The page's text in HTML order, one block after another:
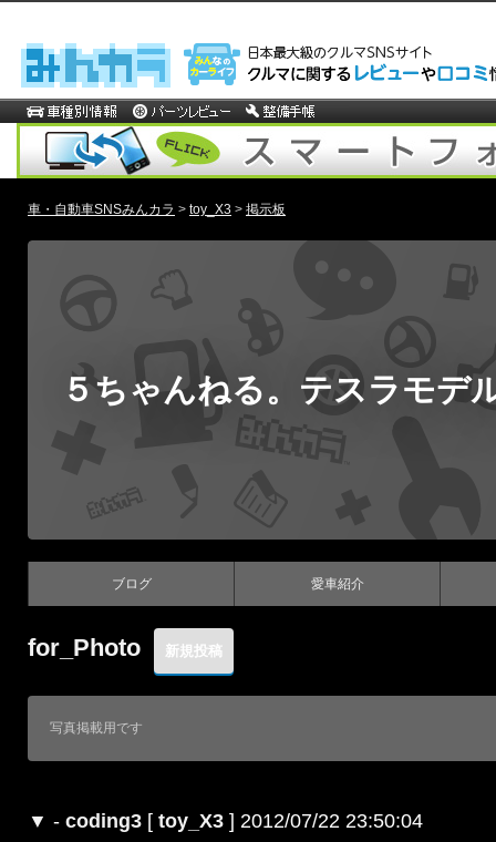
車・自動車SNSみんカラ > toy_X3 > 掲示板
５ちゃんねる。テスラモデ
ブログ 愛車紹介
for_Photo
写真掲載用です
▼ - coding3 [ toy_X3 ] 2012/07/22 23:50:04